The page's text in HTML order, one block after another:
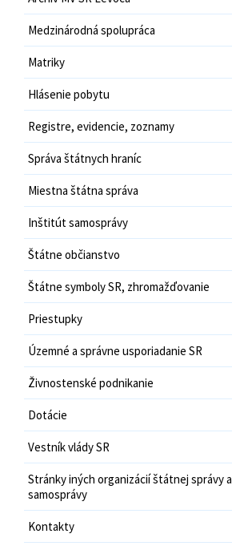
Medzinárodná spolupráca
Matriky
Hlásenie pobytu
Registre, evidencie, zoznamy
Správa štátnych hraníc
Miestna štátna správa
Inštitút samosprávy
Štátne občianstvo
Štátne symboly SR, zhromažďovanie
Priestupky
Územné a správne usporiadanie SR
Živnostenské podnikanie
Dotácie
Vestník vlády SR
Stránky iných organizácií štátnej správy a
samosprávy
Kontakty